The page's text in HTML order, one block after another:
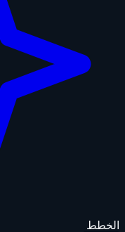
الخطط